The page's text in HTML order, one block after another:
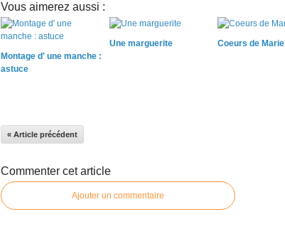
Vous aimerez aussi :
Montage d' une manche :
astuce
Une marguerite Coeurs de Marie
« Article précédent
Commenter cet article
Ajouter un commentaire